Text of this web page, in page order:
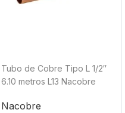
Tubo de Cobre Tipo L 1/2″
6.10 metros L13 Nacobre
Nacobre